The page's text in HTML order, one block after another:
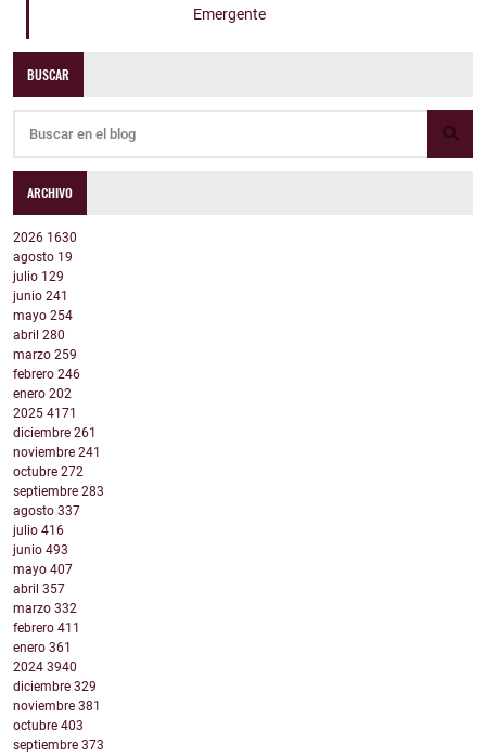
Emergente
BUSCAR
ARCHIVO
2026 1630
agosto 19
julio 129
junio 241
mayo 254
abril 280
marzo 259
febrero 246
enero 202
2025 4171
diciembre 261
noviembre 241
octubre 272
septiembre 283
agosto 337
julio 416
junio 493
mayo 407
abril 357
marzo 332
febrero 411
enero 361
2024 3940
diciembre 329
noviembre 381
octubre 403
septiembre 373